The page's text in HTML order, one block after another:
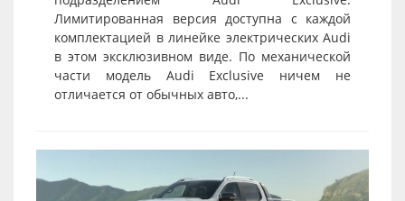
Лимитированная версия доступна с каждой
комплектацией в линейке электрических Audi
в этом эксклюзивном виде. По механической
части модель Audi Exclusive ничем не
отличается от обычных авто,...